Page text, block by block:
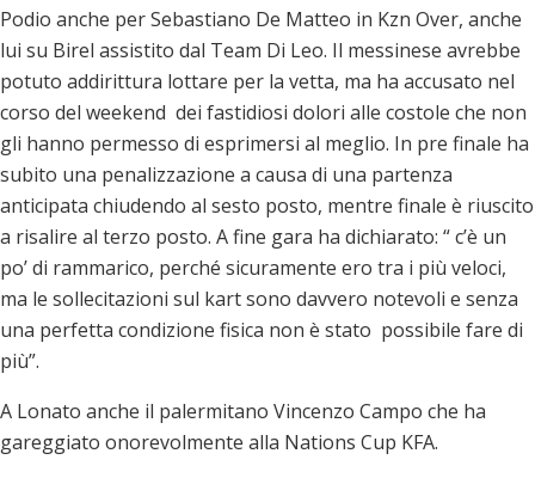
Podio anche per Sebastiano De Matteo in Kzn Over, anche
lui su Birel assistito dal Team Di Leo. Il messinese avrebbe
potuto addirittura lottare per la vetta, ma ha accusato nel
corso del weekend dei fastidiosi dolori alle costole che non
gli hanno permesso di esprimersi al meglio. In pre finale ha
subito una penalizzazione a causa di una partenza
anticipata chiudendo al sesto posto, mentre finale è riuscito
a risalire al terzo posto. A fine gara ha dichiarato: “ c’è un
po’ di rammarico, perché sicuramente ero tra i più veloci,
ma le sollecitazioni sul kart sono davvero notevoli e senza
una perfetta condizione fisica non è stato possibile fare di
più”.
A Lonato anche il palermitano Vincenzo Campo che ha
gareggiato onorevolmente alla Nations Cup KFA.